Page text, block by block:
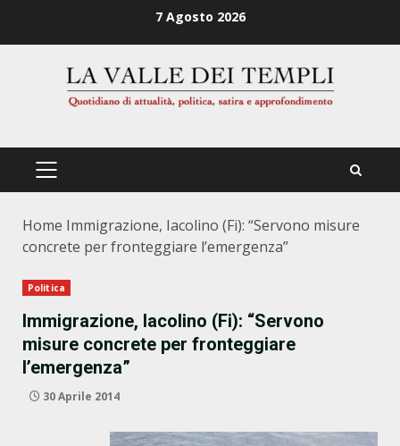
7 Agosto 2026
PRIMÄRES
Home Immigrazione, Iacolino (Fi): “Servono misure
concrete per fronteggiare l’emergenza”
Politica
Immigrazione, Iacolino (Fi): “Servono
misure concrete per fronteggiare
l’emergenza”
30 Aprile 2014